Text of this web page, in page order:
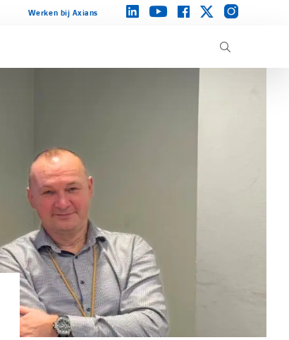
Werken bij Axians linkedinyoutubefacebooktwitterinstagram